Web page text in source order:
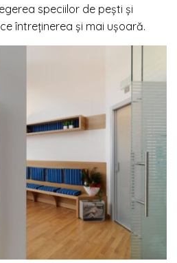
speciilor de pești și
întreținerea și mai ușoară.